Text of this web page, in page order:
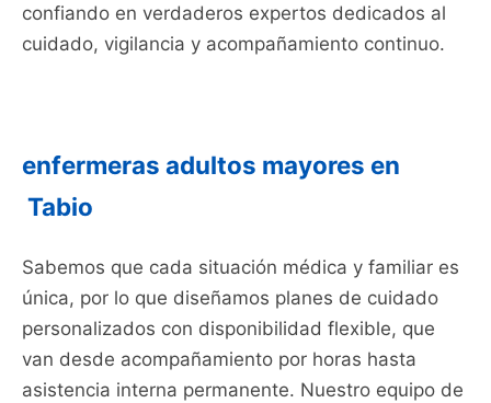
confiando en verdaderos expertos dedicados al
cuidado, vigilancia y acompañamiento continuo.
enfermeras adultos mayores en
Tabio
Sabemos que cada situación médica y familiar es
única, por lo que diseñamos planes de cuidado
personalizados con disponibilidad flexible, que
van desde acompañamiento por horas hasta
asistencia interna permanente. Nuestro equipo de